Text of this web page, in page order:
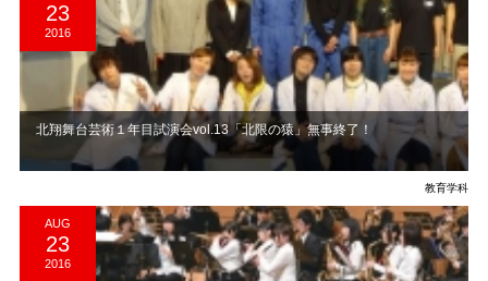
23
2016
北翔舞台芸術１年目試演会vol.13「北限の猿」無事終了！
教育学科
AUG
23
2016